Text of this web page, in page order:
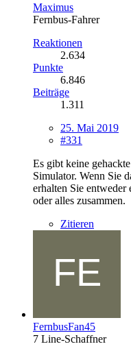
Maximus
Fernbus-Fahrer
Reaktionen
2.634
Punkte
6.846
Beiträge
1.311
25. Mai 2019
#331
Es gibt keine
Simulator. Wenn Sie
erhalten Sie
oder alles zusammen.
Zitieren
FernbusFan45
7 Line-Schaffner